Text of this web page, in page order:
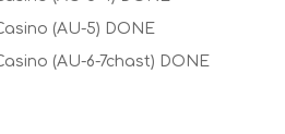
(AU-5) DONE
(AU-6-7chast) DONE